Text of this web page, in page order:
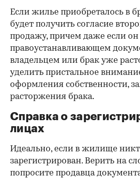
Если жилье приобреталось в
будет получить согласие
продажу, причем даже если он
правоустанавливающем
владельцем или брак уже
уделить пристальное
оформления собственности,
расторжения брака.
Справка о
лицах
Идеально, если в жилище
зарегистрирован. Верить на
попросите продавца